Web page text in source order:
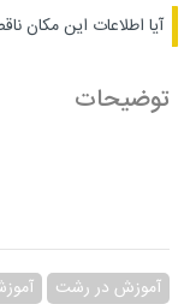
آیا اطلاعات این مکان
توضیحات
آموزش در رشت